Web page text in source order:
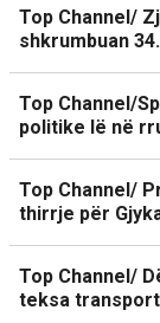
Top Channel/
shkrumbuan
Top Channel/
politike lë në
Top Channel/
thirrje për
Top Channel/
teksa